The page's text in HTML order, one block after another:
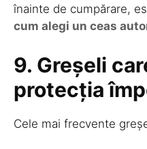
înainte de cumpărare,
cum alegi un ceas
9. Greșeli
protecția
Cele mai frecvente